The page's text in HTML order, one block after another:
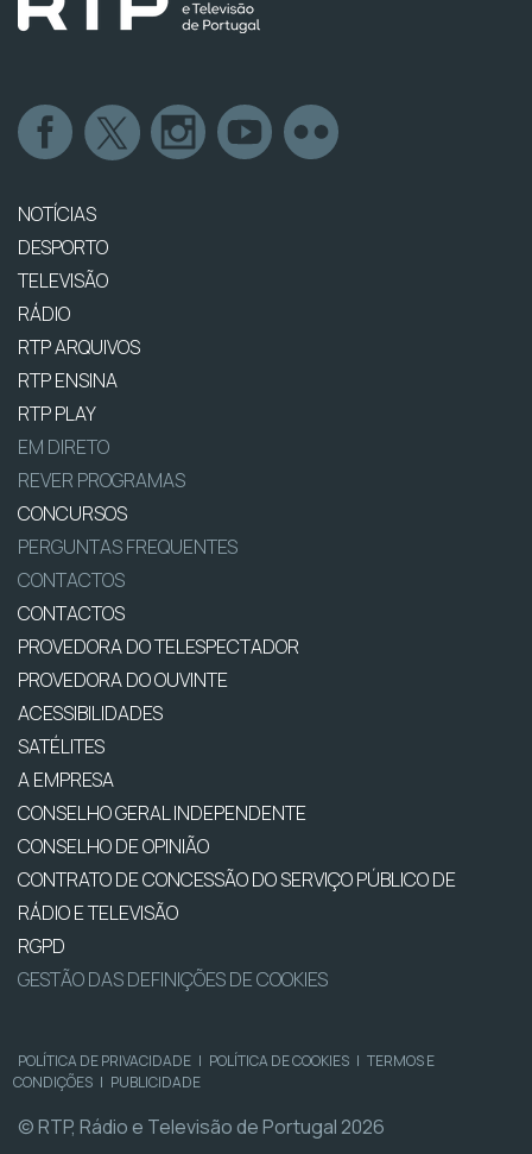
NOTÍCIAS
DESPORTO
TELEVISÃO
RÁDIO
RTP ARQUIVOS
RTP ENSINA
RTP PLAY
EM DIRETO
REVER PROGRAMAS
CONCURSOS
PERGUNTAS FREQUENTES
CONTACTOS
CONTACTOS
PROVEDORA DO TELESPECTADOR
PROVEDORA DO OUVINTE
ACESSIBILIDADES
SATÉLITES
A EMPRESA
CONSELHO GERAL INDEPENDENTE
CONSELHO DE OPINIÃO
CONTRATO DE CONCESSÃO DO SERVIÇO PÚBLICO DE
RÁDIO E TELEVISÃO
RGPD
GESTÃO DAS DEFINIÇÕES DE COOKIES
POLÍTICA DE PRIVACIDADE | POLÍTICA DE COOKIES | TERMOS E
CONDIÇÕES | PUBLICIDADE
© RTP, Rádio e Televisão de Portugal 2026